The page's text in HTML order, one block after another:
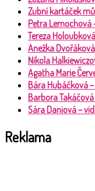
Zubní kartáček
Petra Lemochová
Tereza
Anežka
Nikola
Agatha Marie
Bára Hubáčková
Barbora
Sára Daniová –
Reklama